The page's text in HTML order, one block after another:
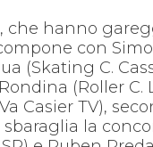
che hanno
con
(Skating C.
(Roller C.
Casier TV),
la